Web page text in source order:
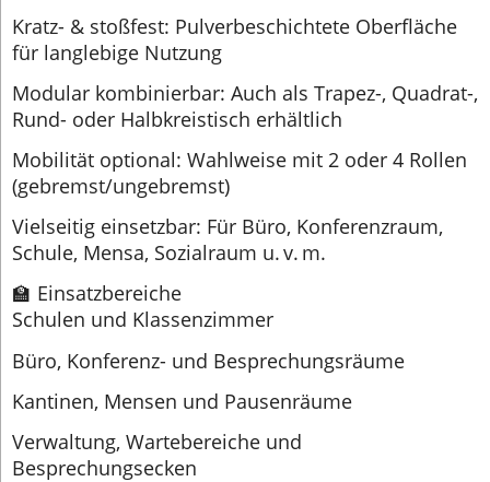
Kratz- & stoßfest: Pulverbeschichtete Oberfläche
für langlebige Nutzung
Modular kombinierbar: Auch als Trapez-, Quadrat-,
Rund- oder Halbkreistisch erhältlich
Mobilität optional: Wahlweise mit 2 oder 4 Rollen
(gebremst/ungebremst)
Vielseitig einsetzbar: Für Büro, Konferenzraum,
Schule, Mensa, Sozialraum u. v. m.
🏫 Einsatzbereiche
Schulen und Klassenzimmer
Büro, Konferenz- und Besprechungsräume
Kantinen, Mensen und Pausenräume
Verwaltung, Wartebereiche und
Besprechungsecken